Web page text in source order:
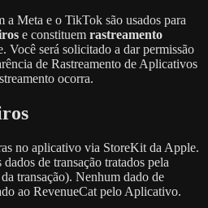
a Meta e o TikTok são usados para
e constituem rastreamento
será solicitado a dar permissão
de Rastreamento de Aplicativos
ocorra.
no aplicativo via StoreKit da Apple.
de transação tratados pela
transação). Nenhum dado de
ao RevenueCat pelo Aplicativo.